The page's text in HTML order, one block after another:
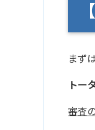
まずは
トー
審査